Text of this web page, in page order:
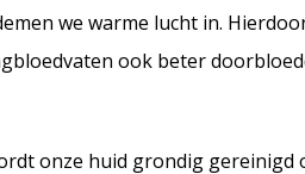
we warme lucht in.
ook beter
onze huid grondig gereinigd